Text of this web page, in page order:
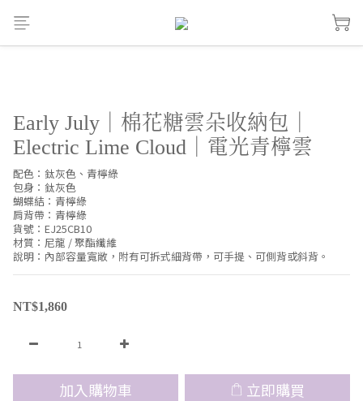
Early July｜棉花糖雲朵收納包｜
Electric Lime Cloud｜電光青檸雲
配色：鈦灰色、青檸綠
包身：鈦灰色
蝴蝶結：青檸綠
肩背帶：青檸綠
貨號：EJ25CB10
材質：尼龍 / 聚酯纖維
說明：內部容量寬敞，附有可拆式細背帶，可手提、可側背或斜背。
NT$1,860
加入購物車 立即購買